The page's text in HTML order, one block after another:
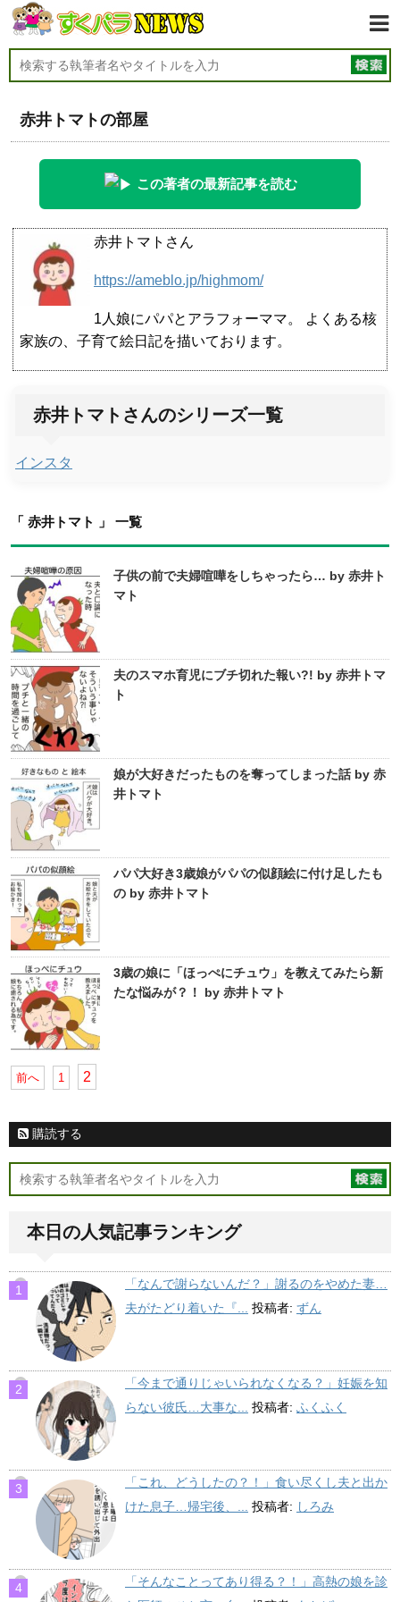
赤井トマトの部屋
この著者の最新記事を読む
赤井トマトさん
https://ameblo.jp/highmom/
1人娘にパパとアラフォーママ。 よくある核
家族の、子育て絵日記を描いております。
赤井トマトさんのシリーズ一覧
インスタ
「 赤井トマト 」 一覧
子供の前で夫婦喧嘩をしちゃったら… by 赤井ト
マト
夫のスマホ育児にブチ切れた報い?! by 赤井トマ
ト
娘が大好きだったものを奪ってしまった話 by 赤
井トマト
パパ大好き3歳娘がパパの似顔絵に付け足したも
の by 赤井トマト
3歳の娘に「ほっぺにチュウ」を教えてみたら新
たな悩みが？！ by 赤井トマト
前へ 1 2
購読する
本日の人気記事ランキング
「なんで謝らないんだ？」謝るのをやめた妻…
夫がたどり着いた『...
投稿者: ずん
「今まで通りじゃいられなくなる？」妊娠を知
らない彼氏…大事な...
投稿者: ふくふく
「これ、どうしたの？！」食い尽くし夫と出か
けた息子…帰宅後、...
投稿者: しろみ
「そんなことってあり得る？！」高熱の娘を診